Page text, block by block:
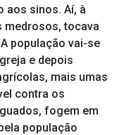
aos sinos. Aí, à
medrosos, tocava
população vai-se
e depois
mais umas
contra os
fogem em
população